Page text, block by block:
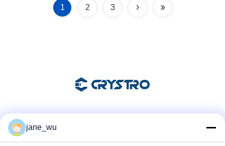
1 2 3
jane_wu